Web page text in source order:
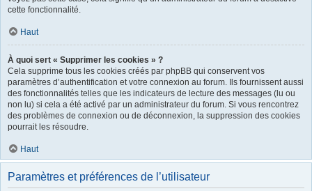
cette fonctionnalité.
Haut
À quoi sert « Supprimer les cookies » ?
Cela supprime tous les cookies créés par phpBB qui conservent vos
paramètres d’authentification et votre connexion au forum. Ils fournissent aussi
des fonctionnalités telles que les indicateurs de lecture des messages (lu ou
non lu) si cela a été activé par un administrateur du forum. Si vous rencontrez
des problèmes de connexion ou de déconnexion, la suppression des cookies
pourrait les résoudre.
Haut
Paramètres et préférences de l’utilisateur